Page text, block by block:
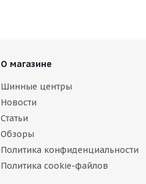
О магазине
Шинные центры
Новости
Статьи
Обзоры
Политика конфиденциальности
Политика cookie-файлов